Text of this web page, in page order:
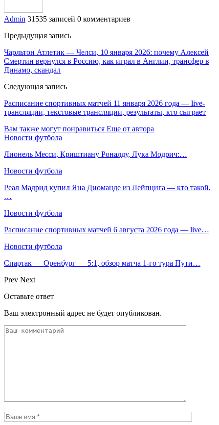
Admin 31535 записей 0 комментариев
Предыдущая запись
Чарльтон Атлетик — Челси, 10 января 2026: почему Алексей
Смертин вернулся в Россию, как играл в Англии, трансфер в
Динамо, скандал
Следующая запись
Расписание спортивных матчей 11 января 2026 года — live-
трансляции, текстовые трансляции, результаты, кто сыграет
Вам также могут понравиться Еще от автора
Новости футбола
Лионель Месси, Криштиану Роналду, Лука Модрич:…
Новости футбола
Реал Мадрид купил Яна Диоманде из Лейпцига — кто такой,
…
Новости футбола
Расписание спортивных матчей 6 августа 2026 года — live…
Новости футбола
Спартак — Оренбург — 5:1, обзор матча 1-го тура Пути…
Prev Next
Оставьте ответ
Ваш электронный адрес не будет опубликован.